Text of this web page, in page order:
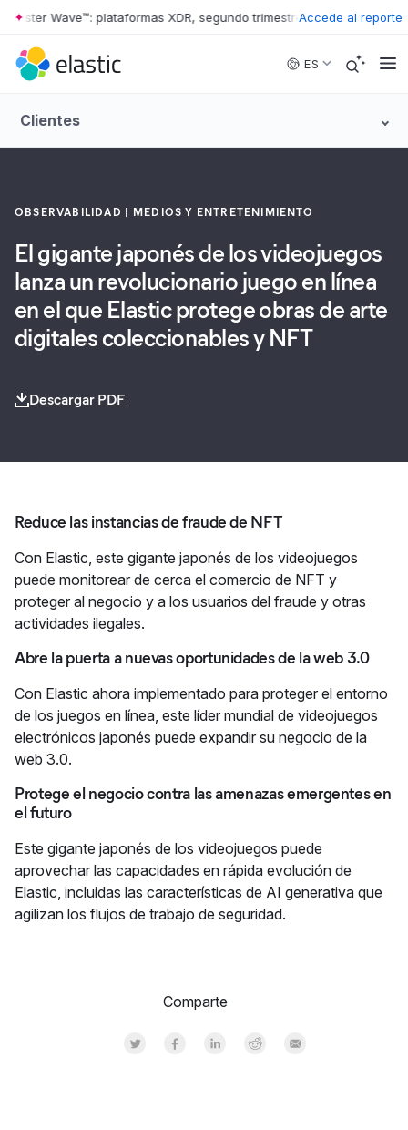
Skip to main content
Wave™: plataformas XDR, segundo trimestre de 2026 • The
Accede al reporte
ES
Clientes
OBSERVABILIDAD MEDIOS Y ENTRETENIMIENTO
El gigante japonés de los videojuegos
lanza un revolucionario juego en línea
en el que Elastic protege obras de arte
digitales coleccionables y NFT
Descargar PDF
Reduce las instancias de fraude de NFT
Con Elastic, este gigante japonés de los videojuegos
puede monitorear de cerca el comercio de NFT y
proteger al negocio y a los usuarios del fraude y otras
actividades ilegales.
Abre la puerta a nuevas oportunidades de la web 3.0
Con Elastic ahora implementado para proteger el entorno
de los juegos en línea, este líder mundial de videojuegos
electrónicos japonés puede expandir su negocio de la
web 3.0.
Protege el negocio contra las amenazas emergentes en
el futuro
Este gigante japonés de los videojuegos puede
aprovechar las capacidades en rápida evolución de
Elastic, incluidas las características de AI generativa que
agilizan los flujos de trabajo de seguridad.
Comparte
Share on Twitter
Share on Facebook
Share on LinkedInr
Share on Reddit
Share by Email